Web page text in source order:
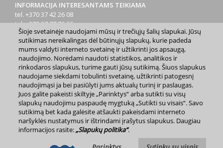
INFORMACIJA INTERESANTAMS TEIKIAMA
tel. +370 37 42 26 08
tel. +370 37 77 76 66
tel. +370 660 07000
el. p.info@kaunas.lt
2023 m. Kauno miesto savivaldybė. Kopijuoti ir platinti
www.kaunas.lt skelbiamą informaciją be autorių sutikimo draudžiama.
Svetainės žemėlapis »
Šioje svetainėje naudojami mūsų ir trečiųjų šalių slapukai. Jūsų
sutikimas nereikalingas dėl būtinųjų slapukų, kurie padeda
mums valdyti interneto svetainę ir užtikrinti jos apsaugą,
naudojimo. Norėdami naudoti statistikos, analitikos ir
rinkodaros slapukus, turime gauti jūsų sutikimą. Šiuos slapukus
naudojame siekdami tobulinti svetainę, užtikrinti patogesnį
naudojimąsi ja bei pasiūlyti jums aktualų turinį ir paslaugas.
Juos galite pakeisti skiltyje „Parinktys“ arba sutikti su visų
slapukų naudojimu paspaudę mygtuką „Sutikti su visais“. Savo
sutikimą bet kada galėsite atšaukti pakeisdami interneto
naršyklės nustatymus ir ištrindami įrašytus slapukus. Daugiau
informacijos rasite:„Slapukų politika“.